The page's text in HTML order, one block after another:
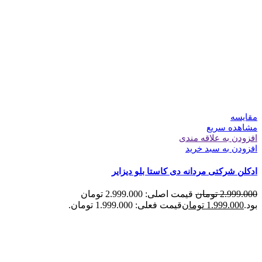
مقایسه
مشاهده سریع
افزودن به علاقه مندی
افزودن به سبد خرید
ادکلن شرکتی مردانه دی کاستا بلو دیزایر
2.999.000 تومان
قیمت اصلی: 2.999.000 تومان
بود.1.999.000 تومانقیمت فعلی: 1.999.000 تومان.